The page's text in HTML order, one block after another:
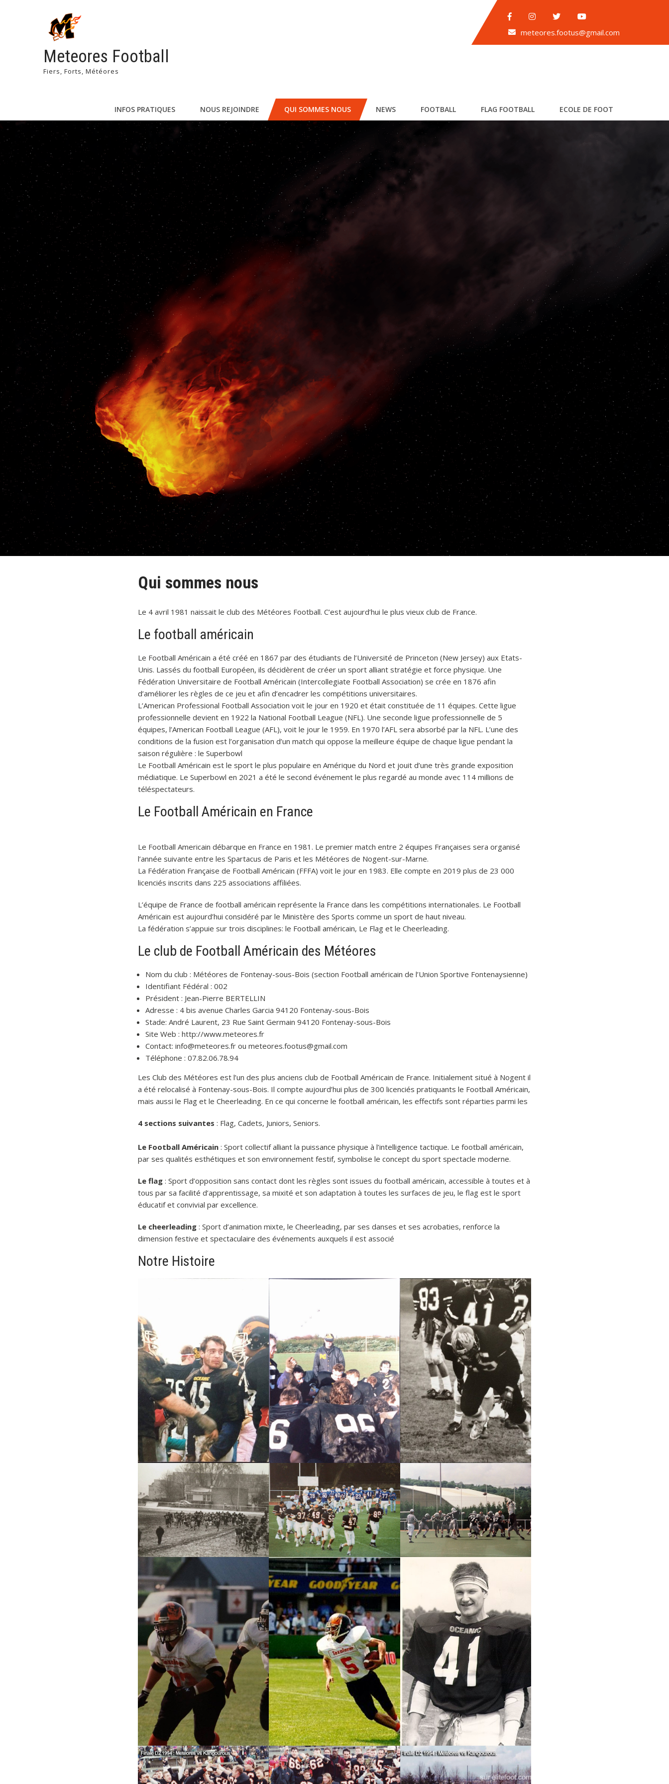
Meteores Football
Fiers, Forts, Météores
meteores.footus@gmail.com
INFOS PRATIQUES NOUS REJOINDRE QUI SOMMES NOUS NEWS FOOTBALL FLAG FOOTBALL ECOLE DE FOOT
Qui sommes nous
Le 4 avril 1981 naissait le club des Météores Football. C’est aujourd’hui le plus vieux club de France.
Le football américain
Le Football Américain a été créé en 1867 par des étudiants de l’Université de Princeton (New Jersey) aux Etats-
Unis. Lassés du football Européen, ils décidèrent de créer un sport alliant stratégie et force physique. Une
Fédération Universitaire de Football Américain (Intercollegiate Football Association) se crée en 1876 afin
d’améliorer les règles de ce jeu et afin d’encadrer les compétitions universitaires.
L’American Professional Football Association voit le jour en 1920 et était constituée de 11 équipes. Cette ligue
professionnelle devient en 1922 la National Football League (NFL). Une seconde ligue professionnelle de 5
équipes, l’American Football League (AFL), voit le jour le 1959. En 1970 l’AFL sera absorbé par la NFL. L’une des
conditions de la fusion est l’organisation d’un match qui oppose la meilleure équipe de chaque ligue pendant la
saison régulière : le Superbowl
Le Football Américain est le sport le plus populaire en Amérique du Nord et jouit d’une très grande exposition
médiatique. Le Superbowl en 2021 a été le second événement le plus regardé au monde avec 114 millions de
téléspectateurs.
Le Football Américain en France
Le Football Americain débarque en France en 1981. Le premier match entre 2 équipes Françaises sera organisé
l’année suivante entre les Spartacus de Paris et les Météores de Nogent-sur-Marne.
La Fédération Française de Football Américain (FFFA) voit le jour en 1983. Elle compte en 2019 plus de 23 000
licenciés inscrits dans 225 associations affiliées.
L’équipe de France de football américain représente la France dans les compétitions internationales. Le Football
Américain est aujourd’hui considéré par le Ministère des Sports comme un sport de haut niveau.
La fédération s’appuie sur trois disciplines: le Football américain, Le Flag et le Cheerleading.
Le club de Football Américain des Météores
Nom du club : Météores de Fontenay-sous-Bois (section Football américain de l’Union Sportive Fontenaysienne)
Identifiant Fédéral : 002
Président : Jean-Pierre BERTELLIN
Adresse : 4 bis avenue Charles Garcia 94120 Fontenay-sous-Bois
Stade: André Laurent, 23 Rue Saint Germain 94120 Fontenay-sous-Bois
Site Web : http://www.meteores.fr
Contact: info@meteores.fr ou meteores.footus@gmail.com
Téléphone : 07.82.06.78.94
Les Club des Météores est l’un des plus anciens club de Football Américain de France. Initialement situé à Nogent il
a été relocalisé à Fontenay-sous-Bois. Il compte aujourd’hui plus de 300 licenciés pratiquants le Football Américain,
mais aussi le Flag et le Cheerleading. En ce qui concerne le football américain, les effectifs sont réparties parmi les
4 sections suivantes : Flag, Cadets, Juniors, Seniors.
Le Football Américain : Sport collectif alliant la puissance physique à l’intelligence tactique. Le football américain,
par ses qualités esthétiques et son environnement festif, symbolise le concept du sport spectacle moderne.
Le flag : Sport d’opposition sans contact dont les règles sont issues du football américain, accessible à toutes et à
tous par sa facilité d’apprentissage, sa mixité et son adaptation à toutes les surfaces de jeu, le flag est le sport
éducatif et convivial par excellence.
Le cheerleading : Sport d’animation mixte, le Cheerleading, par ses danses et ses acrobaties, renforce la
dimension festive et spectaculaire des événements auxquels il est associé
Notre Histoire